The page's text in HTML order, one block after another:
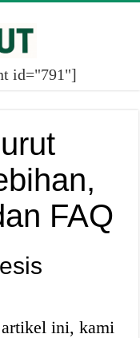
id="791"]
FAQ
artikel ini, kami